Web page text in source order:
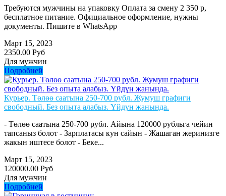
Требуются мужчины на упаковку Оплата за смену 2 350 р,
бесплатное питание. Официальное оформление, нужны
документы. Пишите в WhatsApp
Март 15, 2023
2350.00 Руб
Для мужчин
Подробней
Курьер. Төлөө саатына 250-700 рубл. Жумуш графиги
свободный. Без опыта алабыз. Үйдүн жанында.
- Төлөө саатына 250-700 рубл. Айына 120000 рубльга чейин
тапсаныз болот - Зарплатасы кун сайын - Жашаган жеринизге
жакын иштесе болот - Беке...
Март 15, 2023
120000.00 Руб
Для мужчин
Подробней